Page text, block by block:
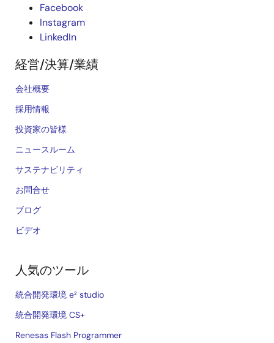
Facebook
Instagram
LinkedIn
経営/決算/業績
会社概要
採用情報
投資家の皆様
ニュースルーム
サステナビリティ
お問合せ
ブログ
ビデオ
人気のツール
統合開発環境 e² studio
統合開発環境 CS+
Renesas Flash Programmer